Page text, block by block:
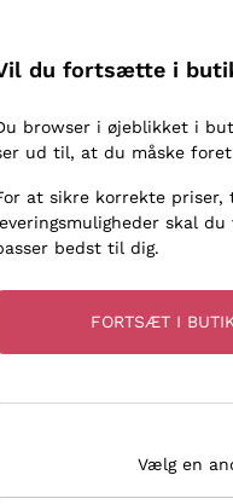
Biondi Santi
Franz Haas
Argiolas
Zenato
Ca' dei Frati
læs vores
du fortsætte i
browser i øjeblikket i
ud til, at du måske
at sikre korrekte priser,
skal
bedst til dig.
FORTSÆT I
Vælg en